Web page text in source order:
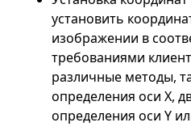
установить
изображении в
требованиями
различные методы,
определения оси X,
определения оси Y